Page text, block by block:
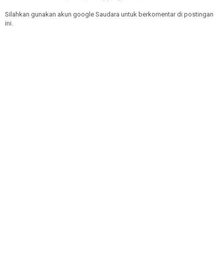
Silahkan gunakan akun google Saudara untuk berkomentar di postingan
ini.